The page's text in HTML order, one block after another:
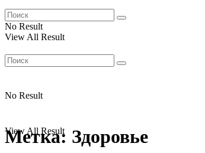
No Result
View All Result
No Result
View All Result
Метка: Здоровье